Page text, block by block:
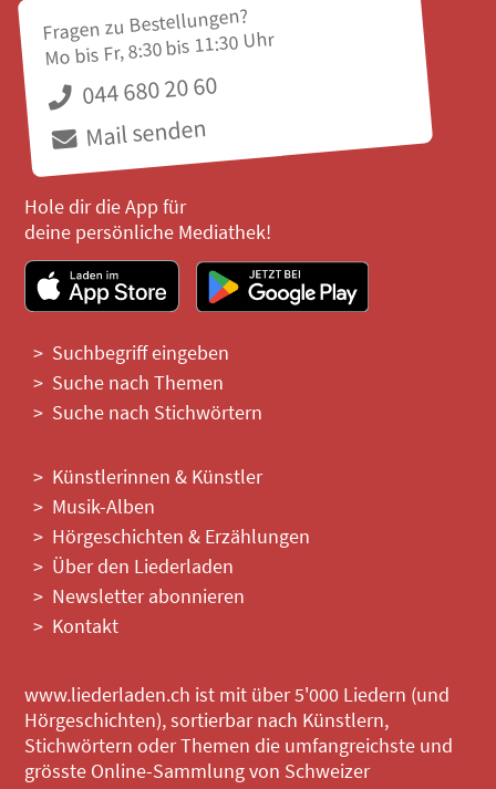
Fragen zu Bestellungen?
Mo bis Fr, 8:30 bis 11:30 Uhr
044 680 20 60
Mail senden
Hole dir die App für
deine persönliche Mediathek!
Suchbegriff eingeben
Suche nach Themen
Suche nach Stichwörtern
Künstlerinnen & Künstler
Musik-Alben
Hörgeschichten & Erzählungen
Über den Liederladen
Newsletter abonnieren
Kontakt
www.liederladen.ch ist mit über 5'000 Liedern (und
Hörgeschichten), sortierbar nach Künstlern,
Stichwörtern oder Themen die umfangreichste und
grösste Online-Sammlung von Schweizer